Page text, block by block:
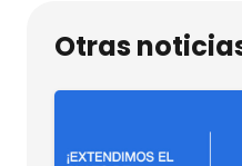
Otras